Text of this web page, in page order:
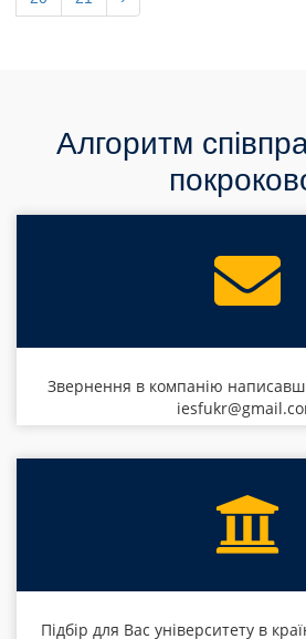
Алгоритм
Звернення в компанію
Підбір для Вас університету в